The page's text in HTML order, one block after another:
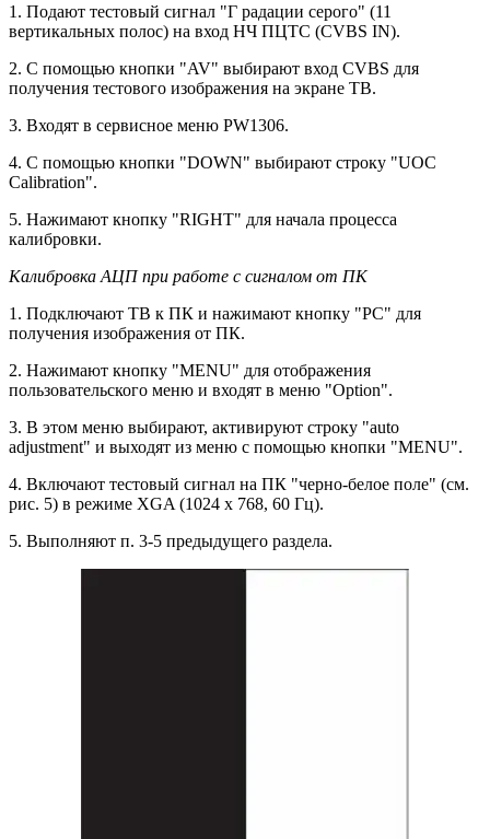
1. Подают тестовый сигнал "Г радации серого" (11
вертикальных полос) на вход НЧ ПЦТС (CVBS IN).
2. С помощью кнопки "AV" выбирают вход CVBS для
получения тестового изображения на экране ТВ.
3. Входят в сервисное меню PW1306.
4. С помощью кнопки "DOWN" выбирают строку "UOC
Calibration".
5. Нажимают кнопку "RIGHT" для начала процесса
калибровки.
Калибровка АЦП при работе с сигналом от ПК
1. Подключают ТВ к ПК и нажимают кнопку "PC" для
получения изображения от ПК.
2. Нажимают кнопку "MENU" для отображения
пользовательского меню и входят в меню "Option".
3. В этом меню выбирают, активируют строку "auto
adjustment" и выходят из меню с помощью кнопки "MENU".
4. Включают тестовый сигнал на ПК "черно-белое поле" (см.
рис. 5) в режиме XGA (1024 x 768, 60 Гц).
5. Выполняют п. 3-5 предыдущего раздела.